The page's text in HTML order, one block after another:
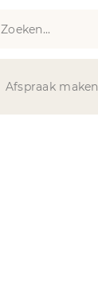
Zoeken...
Afspraak maken